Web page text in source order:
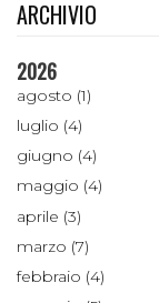
ARCHIVIO
2026
agosto (1)
luglio (4)
giugno (4)
maggio (4)
aprile (3)
marzo (7)
febbraio (4)